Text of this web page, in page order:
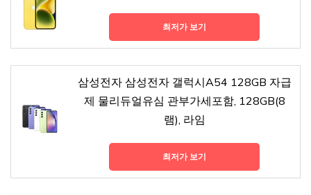
최저가 보기
삼성전자 삼성전자 갤럭시A54 128GB 자급
제 물리듀얼유심 관부가세포함, 128GB(8
램), 라임
최저가 보기